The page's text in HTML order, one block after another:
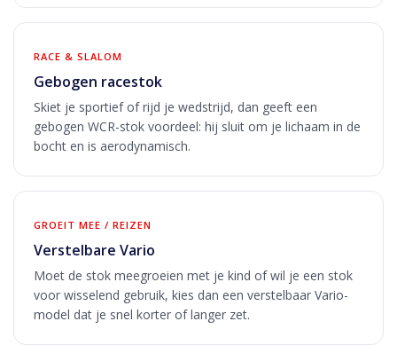
RACE & SLALOM
Gebogen racestok
Skiet je sportief of rijd je wedstrijd, dan geeft een
gebogen WCR-stok voordeel: hij sluit om je lichaam in de
bocht en is aerodynamisch.
GROEIT MEE / REIZEN
Verstelbare Vario
Moet de stok meegroeien met je kind of wil je een stok
voor wisselend gebruik, kies dan een verstelbaar Vario-
model dat je snel korter of langer zet.